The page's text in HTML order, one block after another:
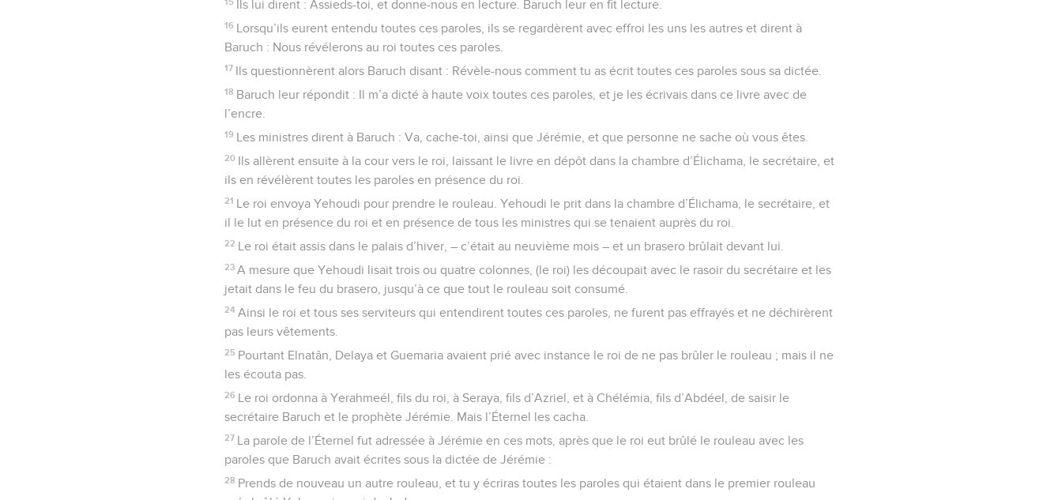
Ils lui dirent : Assieds-toi, et donne-nous en lecture. Baruch leur en fit lecture.
16 Lorsqu’ils eurent entendu toutes ces paroles, ils se regardèrent avec effroi les uns les autres et dirent à
Baruch : Nous révélerons au roi toutes ces paroles.
17 Ils questionnèrent alors Baruch disant : Révèle-nous comment tu as écrit toutes ces paroles sous sa dictée.
18 Baruch leur répondit : Il m’a dicté à haute voix toutes ces paroles, et je les écrivais dans ce livre avec de
l’encre.
19 Les ministres dirent à Baruch : Va, cache-toi, ainsi que Jérémie, et que personne ne sache où vous êtes.
20 Ils allèrent ensuite à la cour vers le roi, laissant le livre en dépôt dans la chambre d’Élichama, le secrétaire, et
ils en révélèrent toutes les paroles en présence du roi.
21 Le roi envoya Yehoudi pour prendre le rouleau. Yehoudi le prit dans la chambre d’Élichama, le secrétaire, et
il le lut en présence du roi et en présence de tous les ministres qui se tenaient auprès du roi.
22 Le roi était assis dans le palais d’hiver, – c’était au neuvième mois – et un brasero brûlait devant lui.
23 A mesure que Yehoudi lisait trois ou quatre colonnes, (le roi) les découpait avec le rasoir du secrétaire et les
jetait dans le feu du brasero, jusqu’à ce que tout le rouleau soit consumé.
24 Ainsi le roi et tous ses serviteurs qui entendirent toutes ces paroles, ne furent pas effrayés et ne déchirèrent
pas leurs vêtements.
25 Pourtant Elnatân, Delaya et Guemaria avaient prié avec instance le roi de ne pas brûler le rouleau ; mais il ne
les écouta pas.
26 Le roi ordonna à Yerahmeél, fils du roi, à Seraya, fils d’Azriel, et à Chélémia, fils d’Abdéel, de saisir le
secrétaire Baruch et le prophète Jérémie. Mais l’Éternel les cacha.
27 La parole de l’Éternel fut adressée à Jérémie en ces mots, après que le roi eut brûlé le rouleau avec les
paroles que Baruch avait écrites sous la dictée de Jérémie :
28 Prends de nouveau un autre rouleau, et tu y écriras toutes les paroles qui étaient dans le premier rouleau